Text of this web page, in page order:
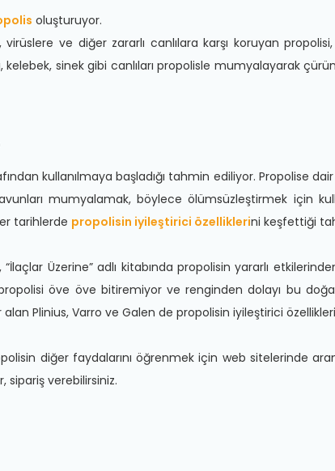
oluşturuyor.
virüslere ve diğer zararlı canlılara karşı koruyan
kelebek, sinek gibi canlıları propolisle mumyalayarak
kullanılmaya başladığı tahmin ediliyor. Propolise dair
mumyalamak, böylece ölümsüzleştirmek için
tarihlerde propolisin iyileştirici özelliklerini keşfettiği
Üzerine” adlı kitabında propolisin yararlı
öve öve bitiremiyor ve renginden dolayı bu
Plinius, Varro ve Galen de propolisin iyileştirici
diğer faydalarını öğrenmek için web sitelerinde
sipariş verebilirsiniz.